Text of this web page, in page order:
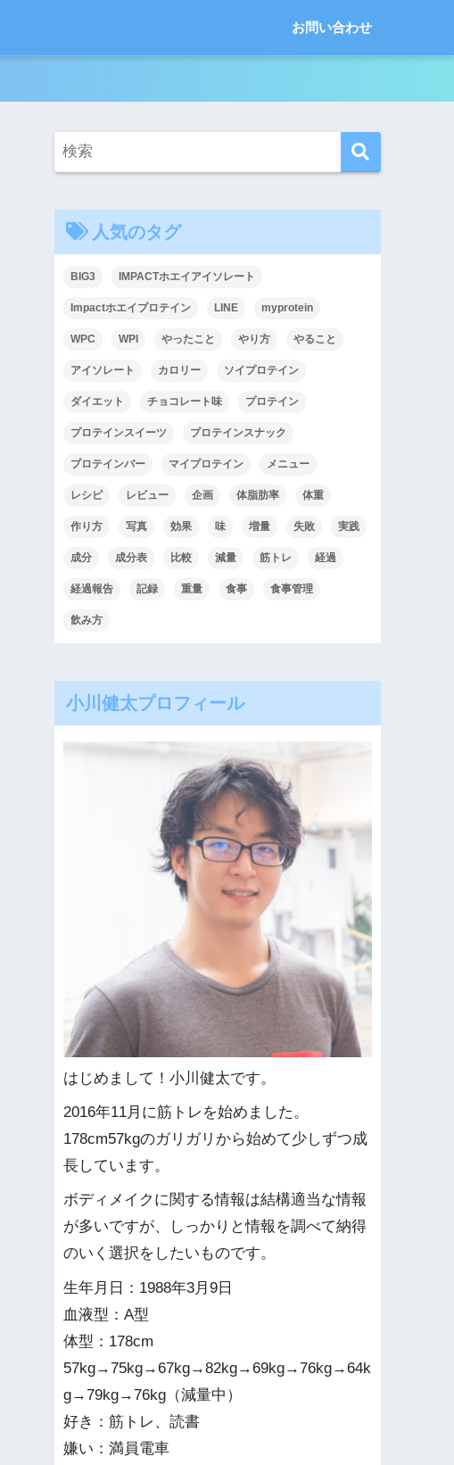
お問い合わせ
人気のタグ
BIG3 IMPACTホエイアイソレート
Impactホエイプロテイン LINE myprotein
WPC WPI やったこと やり方 やること
アイソレート カロリー ソイプロテイン
ダイエット チョコレート味 プロテイン
プロテインスイーツ プロテインスナック
プロテインバー マイプロテイン メニュー
レシピ レビュー 企画 体脂肪率 体重
作り方 写真 効果 味 増量 失敗 実践
成分 成分表 比較 減量 筋トレ 経過
経過報告 記録 重量 食事 食事管理
飲み方
小川健太プロフィール
はじめまして！小川健太です。
2016年11月に筋トレを始めました。
178cm57kgのガリガリから始めて少しずつ成
長しています。
ボディメイクに関する情報は結構適当な情報
が多いですが、しっかりと情報を調べて納得
のいく選択をしたいものです。
生年月日：1988年3月9日
血液型：A型
体型：178cm
57kg→75kg→67kg→82kg→69kg→76kg→64k
g→79kg→76kg（減量中）
好き：筋トレ、読書
嫌い：満員電車